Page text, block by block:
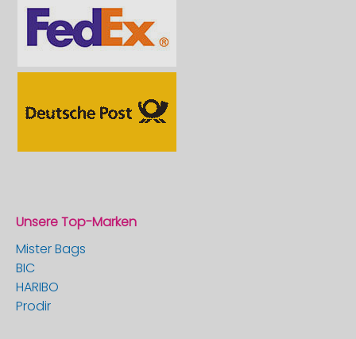
Unsere Top-Marken
Mister Bags
BIC
HARIBO
Prodir